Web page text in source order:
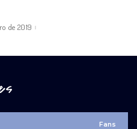
de 2019
Fans